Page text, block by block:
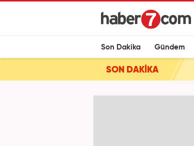
Son Dakika Gündem
SON DAKİKA